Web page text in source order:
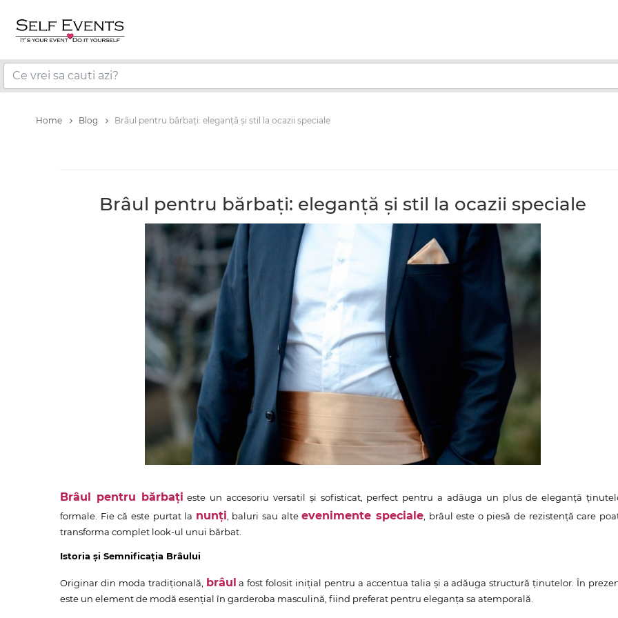
Home Blog Brâul pentru bărbați: eleganță și stil la ocazii speciale
Brâul pentru bărbați: eleganță și stil la ocazii speciale
Brâul pentru bărbați este un accesoriu versatil și sofisticat, perfect pentru a adăuga un plus de eleganță
formale. Fie că este purtat la nunți , baluri sau alteevenimente speciale, brâul este o piesă de rezistență care
transforma complet look-ul unui bărbat.
Istoria și Semnificația Brâului
Originar din moda tradițională, brâul a fost folosit inițial pentru a accentua talia și a adăuga structură ținutelor. În
este un element de modă esențial în garderoba masculină, fiind preferat pentru eleganța sa atemporală.